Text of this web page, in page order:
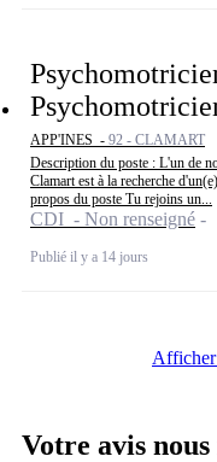
APP'INES - 92 - CLAMART
Description du poste : L'un de
Clamart est à la recherche
propos du poste Tu rejoins un...
CDI - Non renseigné
Publié il y a 14 jours
Afficher
Votre avis nous